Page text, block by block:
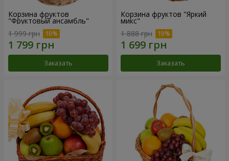
Корзина фруктов
"Фруктовый ансамбль"
1 999 грн
Заказать
Корзина фруктов "Яркий
микс"
1 888 грн
Заказать